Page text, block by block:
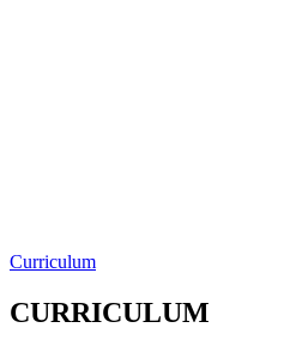
Curriculum
CURRICULUM